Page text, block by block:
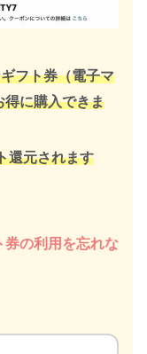
フト券（電子マ
得に購入できま
還元されます
券の利用を忘れな